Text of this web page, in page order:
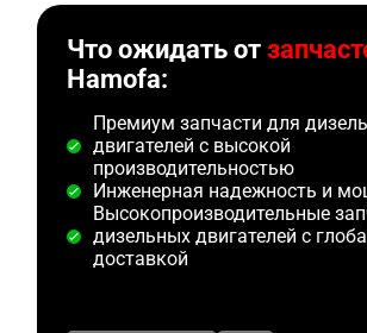
Что ожидать от
Hamofa:
Премиум запчасти для
двигателей с высокой
производительностью
Инженерная надежность и
Высокопроизводительные
дизельных двигателей с
доставкой